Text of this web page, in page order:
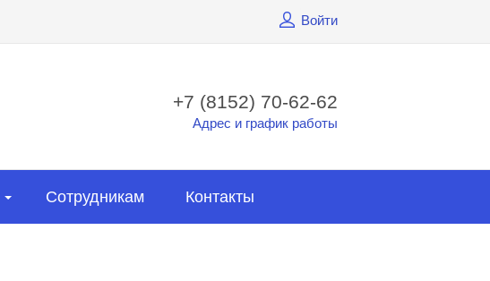
Войти
+7 (8152) 70-62-62
Адрес и график работы
Сотрудникам Контакты